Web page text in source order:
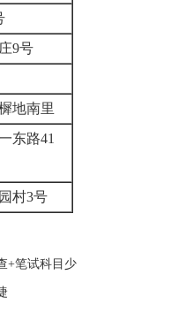
9号
地南里
东路41
村3号
+笔试科目少